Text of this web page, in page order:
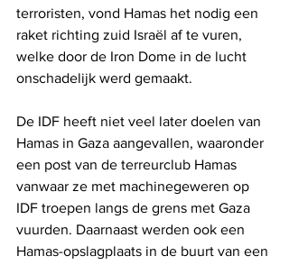
terroristen, vond Hamas het nodig een
raket richting zuid Israël af te vuren,
welke door de Iron Dome in de lucht
onschadelijk werd gemaakt.
De IDF heeft niet veel later doelen van
Hamas in Gaza aangevallen, waaronder
een post van de terreurclub Hamas
vanwaar ze met machinegeweren op
IDF troepen langs de grens met Gaza
vuurden. Daarnaast werden ook een
Hamas-opslagplaats in de buurt van een